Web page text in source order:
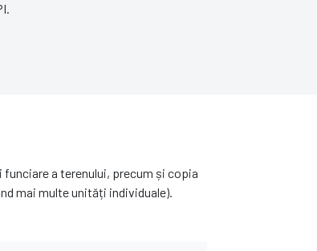
a terenului, precum și copia
mai multe unități individuale).